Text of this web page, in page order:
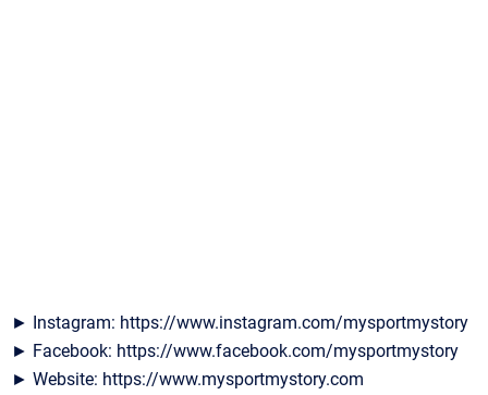
► Instagram: https://www.instagram.com/mysportmystory
► Facebook: https://www.facebook.com/mysportmystory
► Website: https://www.mysportmystory.com